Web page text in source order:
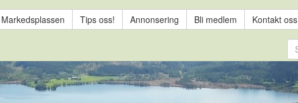
Markedsplassen Tips oss! Annonsering Bli medlem Kontakt oss